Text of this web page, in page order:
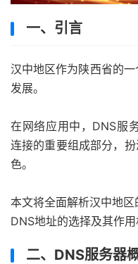
一、引言
汉中地区作为陕西省的
发展。
在网络应用中，DNS服
连接的重要组成部分，
色。
本文将全面解析汉中地
DNS地址的选择及其作用
二、DNS服务器